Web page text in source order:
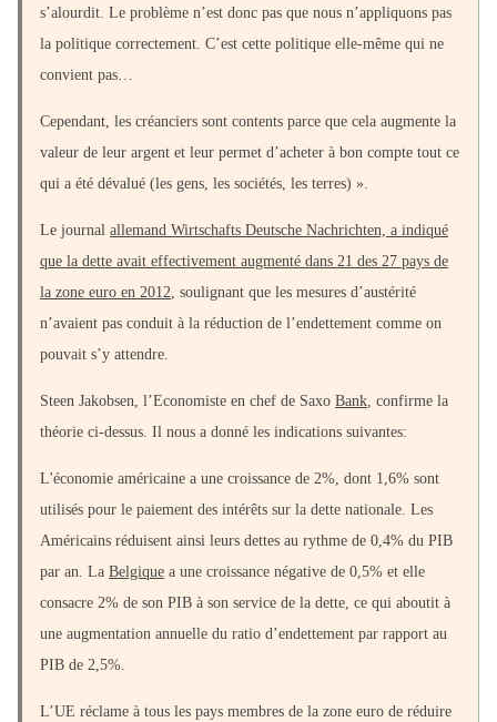
s’alourdit. Le problème n’est donc pas que nous n’appliquons pas
la politique correctement. C’est cette politique elle-même qui ne
convient pas…
Cependant, les créanciers sont contents parce que cela augmente la
valeur de leur argent et leur permet d’acheter à bon compte tout ce
qui a été dévalué (les gens, les sociétés, les terres) ».
Le journal allemand Wirtschafts Deutsche Nachrichten, a indiqué
que la dette avait effectivement augmenté dans 21 des 27 pays de
la zone euro en 2012, soulignant que les mesures d’austérité
n’avaient pas conduit à la réduction de l’endettement comme on
pouvait s’y attendre.
Steen Jakobsen, l’Economiste en chef de Saxo Bank, confirme la
théorie ci-dessus. Il nous a donné les indications suivantes:
L'économie américaine a une croissance de 2%, dont 1,6% sont
utilisés pour le paiement des intérêts sur la dette nationale. Les
Américains réduisent ainsi leurs dettes au rythme de 0,4% du PIB
par an. La Belgique a une croissance négative de 0,5% et elle
consacre 2% de son PIB à son service de la dette, ce qui aboutit à
une augmentation annuelle du ratio d’endettement par rapport au
PIB de 2,5%.
L’UE réclame à tous les pays membres de la zone euro de réduire